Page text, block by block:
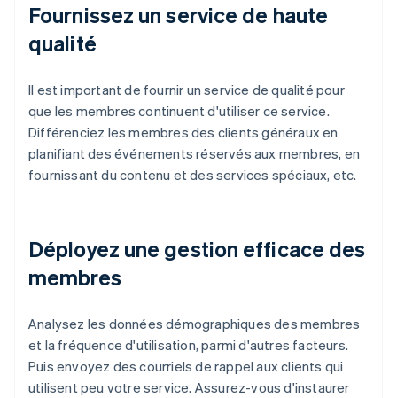
Fournissez un service de haute
qualité
Il est important de fournir un service de qualité pour
que les membres continuent d'utiliser ce service.
Différenciez les membres des clients généraux en
planifiant des événements réservés aux membres, en
fournissant du contenu et des services spéciaux, etc.
Déployez une gestion efficace des
membres
Analysez les données démographiques des membres
et la fréquence d'utilisation, parmi d'autres facteurs.
Puis envoyez des courriels de rappel aux clients qui
utilisent peu votre service. Assurez-vous d'instaurer